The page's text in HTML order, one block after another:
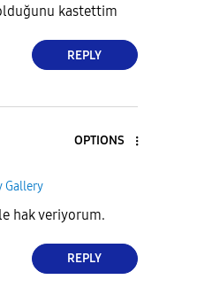
kastettim
REPLY
OPTIONS
Gallery
hak veriyorum.
REPLY